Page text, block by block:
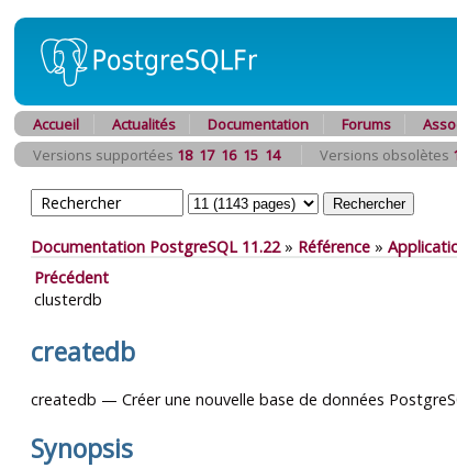
Accueil Actualités Documentation Forums
Versions supportées 18 17 16 15 14 Versions obsolètes
Documentation PostgreSQL 11.22» Référence »
Précédent
clusterdb
createdb
createdb — Créer une nouvelle base de données
Synopsis